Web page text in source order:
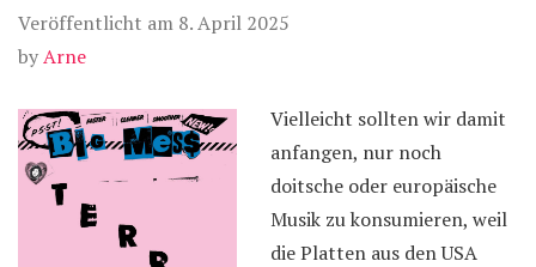
Veröffentlicht am 8. April 2025
byArne
Vielleicht sollten wir damit
anfangen, nur noch
doitsche oder europäische
Musik zu konsumieren, weil
die Platten aus den USA